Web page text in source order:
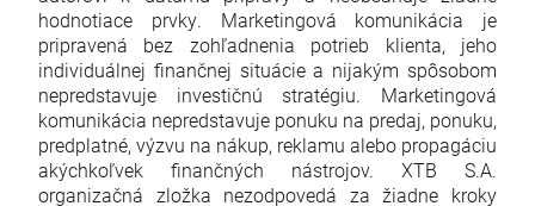
hodnotiace prvky. Marketingová komunikácia je
pripravená bez zohľadnenia potrieb klienta, jeho
individuálnej finančnej situácie a nijakým spôsobom
nepredstavuje investičnú stratégiu. Marketingová
komunikácia nepredstavuje ponuku na predaj, ponuku,
predplatné, výzvu na nákup, reklamu alebo propagáciu
akýchkoľvek finančných nástrojov. XTB S.A.
organizačná zložka nezodpovedá za žiadne kroky